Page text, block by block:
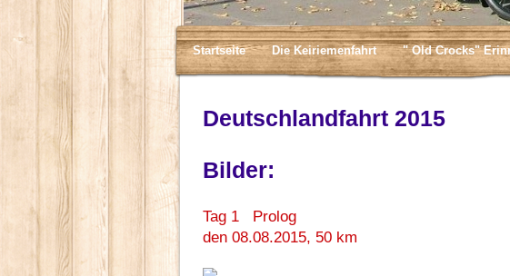
Startseite Die Keiriemenfahrt " Old Crocks"
Deutschlandfahrt 2015
Bilder:
Tag 1 Prolog
den 08.08.2015, 50 km